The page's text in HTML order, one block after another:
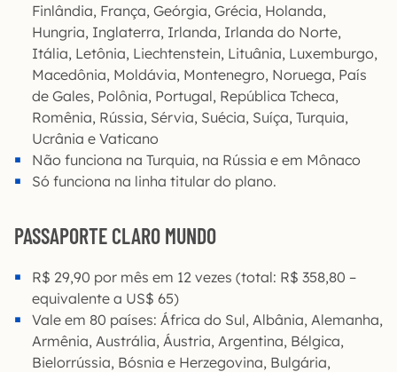
Finlândia, França, Geórgia, Grécia, Holanda,
Hungria, Inglaterra, Irlanda, Irlanda do Norte,
Itália, Letônia, Liechtenstein, Lituânia, Luxemburgo,
Macedônia, Moldávia, Montenegro, Noruega, País
de Gales, Polônia, Portugal, República Tcheca,
Romênia, Rússia, Sérvia, Suécia, Suíça, Turquia,
Ucrânia e Vaticano
Não funciona na Turquia, na Rússia e em Mônaco
Só funciona na linha titular do plano.
PASSAPORTE CLARO MUNDO
R$ 29,90 por mês em 12 vezes (total: R$ 358,80 –
equivalente a US$ 65)
Vale em 80 países: África do Sul, Albânia, Alemanha,
Armênia, Austrália, Áustria, Argentina, Bélgica,
Bielorrússia, Bósnia e Herzegovina, Bulgária,